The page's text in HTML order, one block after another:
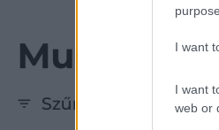
I want
I want
web or